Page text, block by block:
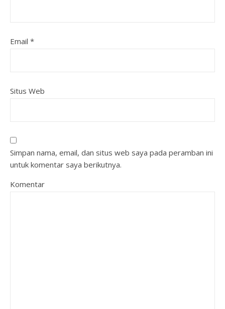
Email *
Situs Web
Simpan nama, email, dan situs web saya pada peramban ini
untuk komentar saya berikutnya.
Komentar